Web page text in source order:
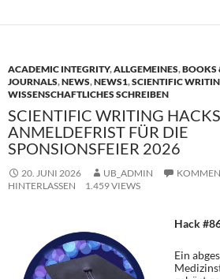
ACADEMIC INTEGRITY,ALLGEMEINES,BOOKS
JOURNALS,NEWS,NEWS1,SCIENTIFIC
WISSENSCHAFTLICHES SCHREIBEN
SCIENTIFIC WRITING
ANMELDEFRIST FÜR DIE
SPONSIONSFEIER 2026
20. JUNI 2026 UB_ADMIN
HINTERLASSEN
1.459 VIEWS
Hack
Ein